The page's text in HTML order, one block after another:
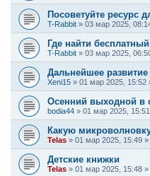
Посоветуйте ресурс
T-Rabbit » 03 мар 2025,
Где найти
T-Rabbit » 03 мар 2025,
Дальнейшее
Xeni15 » 01 мар 2025, 15:52
Осенний выходной в
bodia44 » 01 мар 2025, 15:51
Какую
Telas » 01 мар 2025, 15:49
Детские книжки
Telas » 01 мар 2025, 15:48